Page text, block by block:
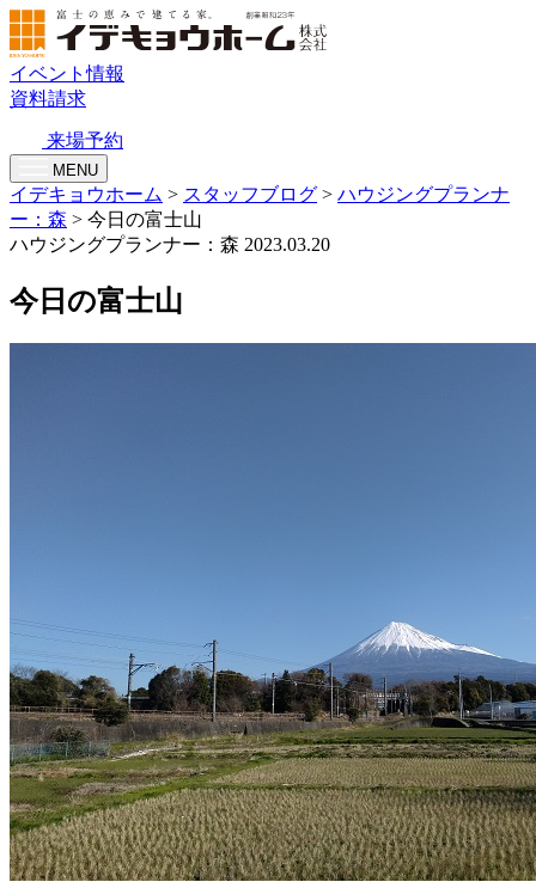
イベント情報
資料請求
来場予約
MENU
イデキョウホーム > スタッフブログ > ハウジングプランナ
ー：森 > 今日の富士山
ハウジングプランナー：森 2023.03.20
今日の富士山